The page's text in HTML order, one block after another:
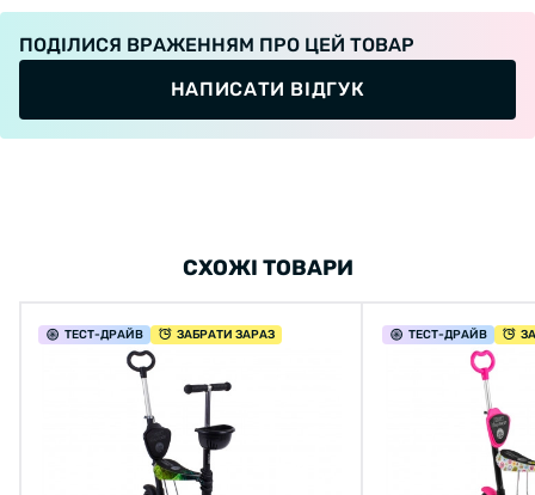
ПОДІЛИСЯ ВРАЖЕННЯМ ПРО ЦЕЙ ТОВАР
НАПИСАТИ ВІДГУК
СХОЖІ ТОВАРИ
ТЕСТ-ДРАЙВ ЗАБРАТИ ЗАРАЗ ТЕСТ-ДРАЙВ